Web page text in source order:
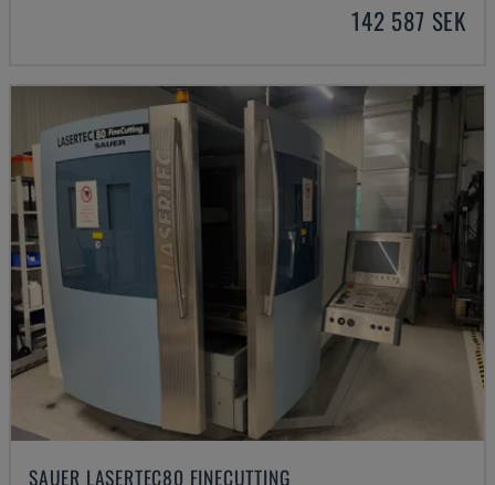
142 587 SEK
SAUER LASERTEC80 FINECUTTING